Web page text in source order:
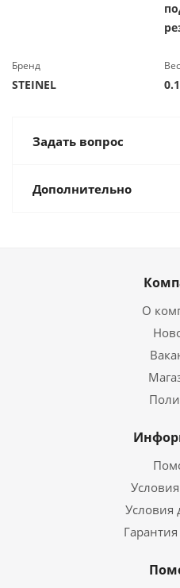
Бренд
STEINEL 0.1
Задать вопрос
Дополнительно
О
Условия